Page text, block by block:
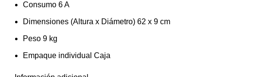
Consumo 6 A
Dimensiones (Altura x Diámetro) 62 x 9 cm
Peso 9 kg
Empaque individual Caja